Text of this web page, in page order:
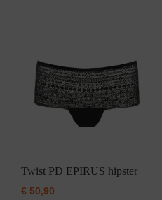
Twist PD EPIRUS hipster
€ 50,90